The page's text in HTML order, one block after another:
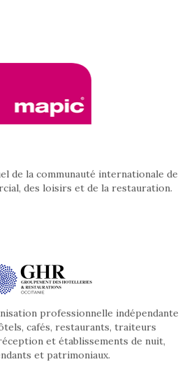
de la communauté internationale de
des loisirs et de la restauration.
professionnelle indépendante
cafés, restaurants, traiteurs
et établissements de nuit,
et patrimoniaux.